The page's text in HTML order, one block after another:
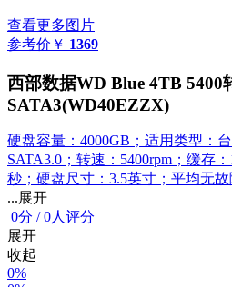
查看更多图片
参考价 ￥ 1369
西部数据WD Blue 4TB 5400
SATA3(WD40EZZX)
硬盘容量：4000GB；适用类型：
SATA3.0；转速：5400rpm；缓存
秒；硬盘尺寸：3.5英寸；平均无故
...展开
0分 /0人评分
展开
收起
0%